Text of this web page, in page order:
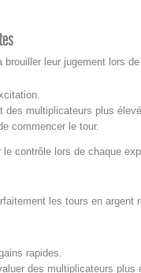
brouiller leur jugement lors
des multiplicateurs plus
commencer le tour.
contrôle lors de chaque
les tours en
rapides.
des multiplicateurs plus